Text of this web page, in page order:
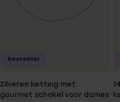
Zilveren ketting met
gourmet schakel voor dames
Bestseller